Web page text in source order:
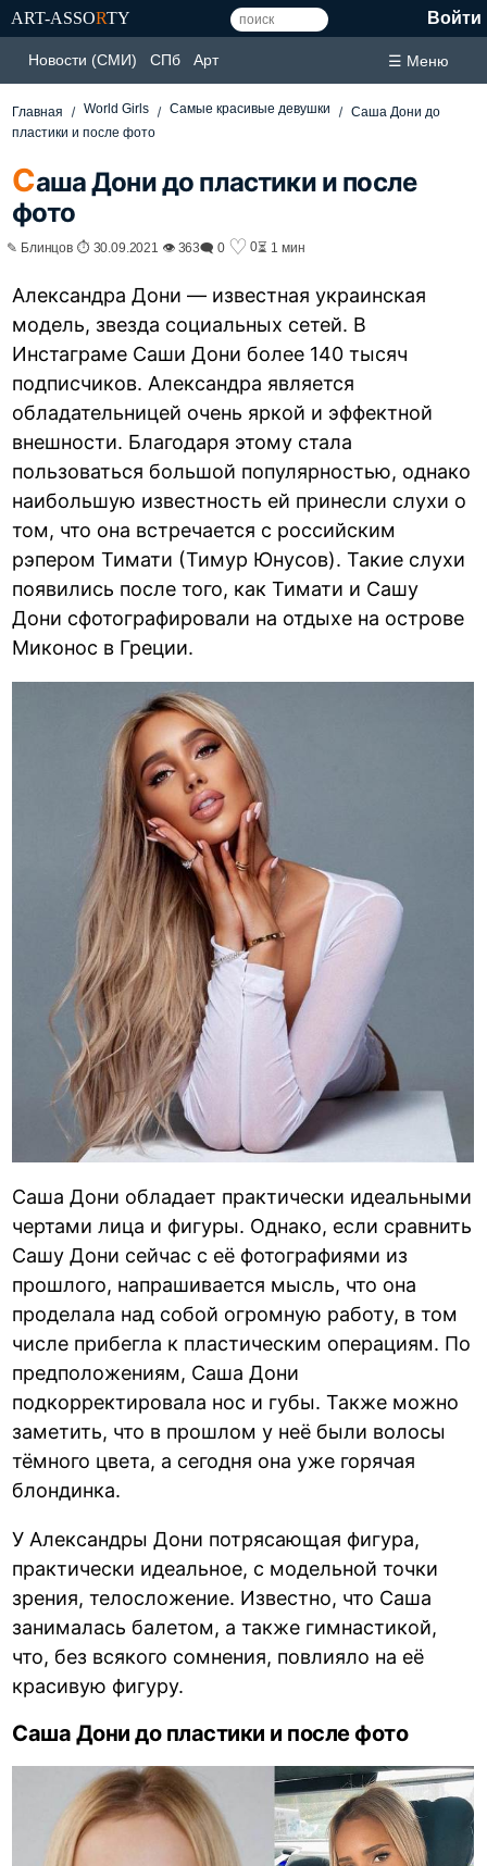
ART-ASSORTY Войти
Новости (СМИ) СПб Арт ☰ Меню
Главная World Girls Самые красивые девушки
Саша Дони до
пластики и после фото
Саша Дони до пластики и после
фото
✎ Блинцов ⏱ 30.09.2021 👁 363🗨 0 ♡ 0⏳ 1 мин
Александра Дони — известная украинская
модель, звезда социальных сетей. В
Инстаграме Саши Дони более 140 тысяч
подписчиков. Александра является
обладательницей очень яркой и эффектной
внешности. Благодаря этому стала
пользоваться большой популярностью, однако
наибольшую известность ей принесли слухи о
том, что она встречается с российским
рэпером Тимати (Тимур Юнусов). Такие слухи
появились после того, как Тимати и Сашу
Дони сфотографировали на отдыхе на острове
Миконос в Греции.
Саша Дони обладает практически идеальными
чертами лица и фигуры. Однако, если сравнить
Сашу Дони сейчас с её фотографиями из
прошлого, напрашивается мысль, что она
проделала над собой огромную работу, в том
числе прибегла к пластическим операциям. По
предположениям, Саша Дони
подкорректировала нос и губы. Также можно
заметить, что в прошлом у неё были волосы
тёмного цвета, а сегодня она уже горячая
блондинка.
У Александры Дони потрясающая фигура,
практически идеальное, с модельной точки
зрения, телосложение. Известно, что Саша
занималась балетом, а также гимнастикой,
что, без всякого сомнения, повлияло на её
красивую фигуру.
Саша Дони до пластики и после фото